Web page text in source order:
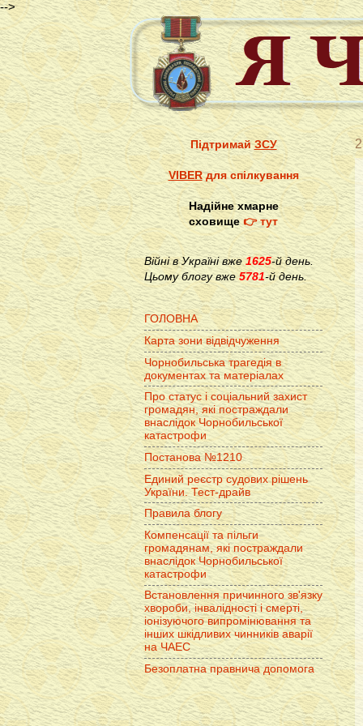
-->
ПідтримайЗСУ
VIBERдля спілкування
Надійне хмарне
сховище👉 тут
Війні в Україні вже1625-й день.
Цьому блогу вже 5781-й день.
ГОЛОВНА
Карта зони відвідчуження
Чорнобильська трагедія в
документах та матеріалах
Про статус і соціальний захист
громадян, які постраждали
внаслідок Чорнобильської
катастрофи
Постанова №1210
Единий реєстр судових рішень
України. Тест-драйв
Правила блогу
Компенсації та пільги
громадянам, які постраждали
внаслідок Чорнобильської
катастрофи
Встановлення причинного зв'язку
хвороби, інвалідності і смерті,
іонізуючого випромінювання та
інших шкідливих чинників аварії
на ЧАЕС
Безоплатна правнича допомога